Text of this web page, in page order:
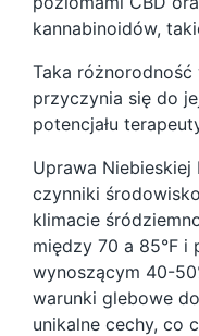
kannabinoidów,
Taka różnorodność
przyczynia się do
potencjału
Uprawa Niebieskiej
czynniki
klimacie
między 70 a 85°F i
wynoszącym 40-
warunki glebowe
unikalne cechy, co